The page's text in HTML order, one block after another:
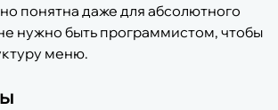
понятна даже для абсолютного
нужно быть программистом, чтобы
меню.